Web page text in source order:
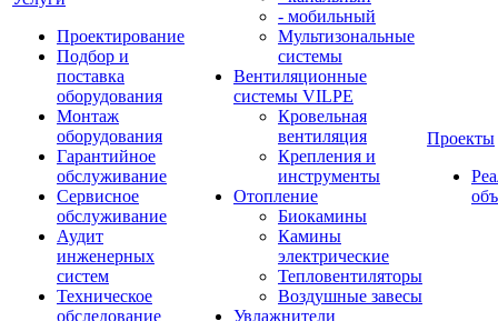
Проектирование
Подбор и
поставка
оборудования
Монтаж
оборудования
Гарантийное
обслуживание
Сервисное
обслуживание
Аудит
инженерных
систем
Техническое
обследование
- мобильный
Мультизональные
системы
Вентиляционные
системы VILPE
Кровельная
вентиляция
Крепления и
инструменты
Отопление
Биокамины
Камины
электрические
Тепловентиляторы
Воздушные завесы
Увлажнители
Проекты